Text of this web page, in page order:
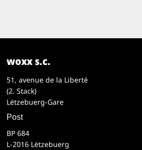
woxx s.c.
51, avenue de la Liberté
(2. Stack)
Lëtzebuerg-Gare
Post
BP 684
L-2016 Lëtzebuerg